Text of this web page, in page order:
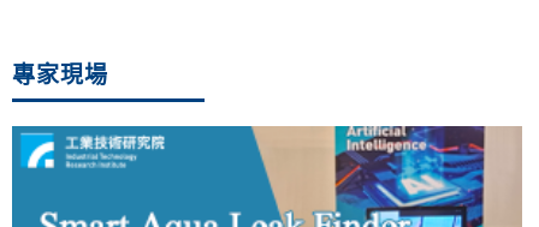
專家現場